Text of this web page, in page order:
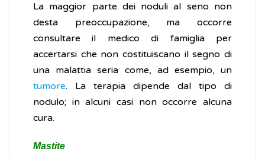
La maggior parte dei noduli al seno non
desta preoccupazione, ma occorre
consultare il medico di famiglia per
accertarsi che non costituiscano il segno di
una malattia seria come, ad esempio, un
tumore. La terapia dipende dal tipo di
nodulo; in alcuni casi non occorre alcuna
cura.
Mastite